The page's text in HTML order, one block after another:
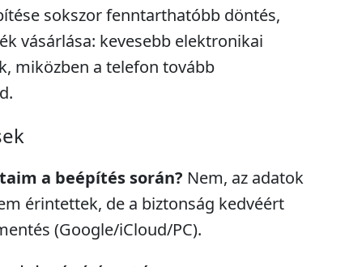
sokszor fenntarthatóbb döntés,
vásárlása: kevesebb elektronikai
miközben a telefon tovább
a beépítés során? Nem, az adatok
érintettek, de a biztonság kedvéért
(Google/iCloud/PC).